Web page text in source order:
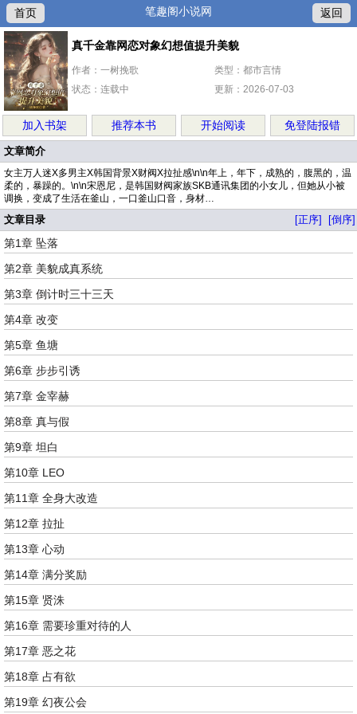
首页 笔趣阁小说网 返回
真千金靠网恋对象幻想值提升美貌
作者：一树挽歌
类型：都市言情
状态：连载中
更新：2026-07-03
加入书架 推荐本书 开始阅读 免登陆报错
文章简介
女主万人迷X多男主X韩国背景X财阀X拉扯感\n\n年上，年下，成熟的，腹黑的，温
柔的，暴躁的。\n\n宋恩尼，是韩国财阀家族SKB通讯集团的小女儿，但她从小被
调换，变成了生活在釜山，一口釜山口音，身材…
文章目录 [正序] [倒序]
第1章 坠落
第2章 美貌成真系统
第3章 倒计时三十三天
第4章 改变
第5章 鱼塘
第6章 步步引诱
第7章 金宰赫
第8章 真与假
第9章 坦白
第10章 LEO
第11章 全身大改造
第12章 拉扯
第13章 心动
第14章 满分奖励
第15章 贤洙
第16章 需要珍重对待的人
第17章 恶之花
第18章 占有欲
第19章 幻夜公会